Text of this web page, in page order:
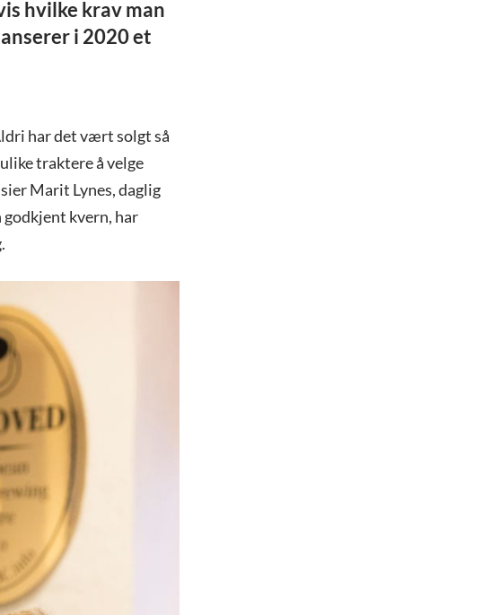
hvilke krav man
i 2020 et
har det vært solgt så
traktere å velge
Marit Lynes, daglig
kvern, har